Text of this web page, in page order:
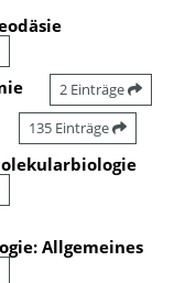
2 Einträge
135 Einträge
Allgemeines